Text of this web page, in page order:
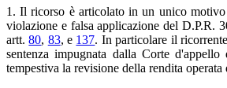
1. Il ricorso è articolato in un unico
violazione e falsa applicazione del D.P.R.
artt.80, 83, e 137. In particolare il
sentenza impugnata dalla Corte
tempestiva la revisione della rendita